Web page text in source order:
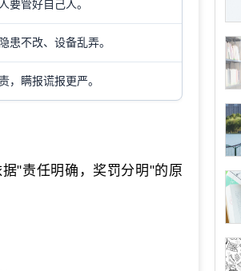
要管好自己人。
患不改、设备乱弄。
，瞒报谎报更严。
"责任明确，奖罚分明"的原